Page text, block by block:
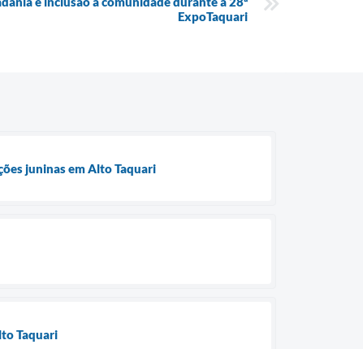
ExpoTaquari
juninas em Alto Taquari
Taquari